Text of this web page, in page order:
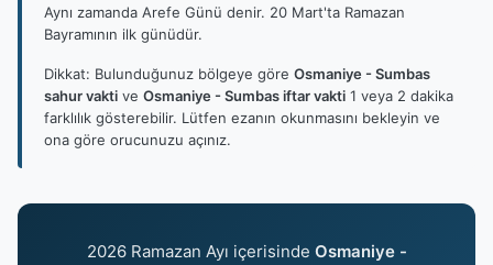
Aynı zamanda Arefe Günü denir. 20 Mart'ta Ramazan
Bayramının ilk günüdür.
Dikkat: Bulunduğunuz bölgeye göre Osmaniye - Sumbas
sahur vakti ve Osmaniye - Sumbas iftar vakti 1 veya 2 dakika
farklılık gösterebilir. Lütfen ezanın okunmasını bekleyin ve
ona göre orucunuzu açınız.
2026 Ramazan Ayı içerisinde Osmaniye -